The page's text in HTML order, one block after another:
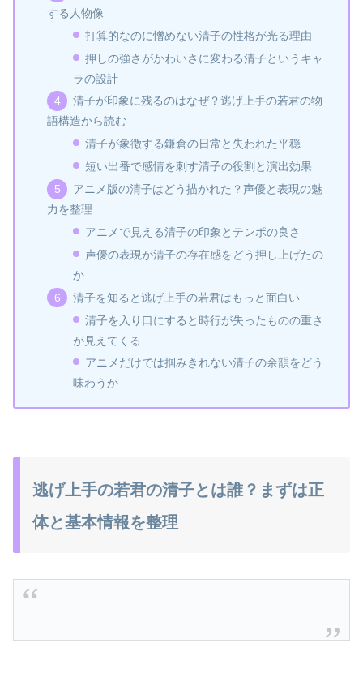
する人物像
打算的なのに憎めない清子の性格が光る理由
押しの強さがかわいさに変わる清子というキャ
ラの設計
清子が印象に残るのはなぜ？逃げ上手の若君の物
語構造から読む
清子が象徴する鎌倉の日常と失われた平穏
短い出番で感情を刺す清子の役割と演出効果
アニメ版の清子はどう描かれた？声優と表現の魅
力を整理
アニメで見える清子の印象とテンポの良さ
声優の表現が清子の存在感をどう押し上げたの
か
清子を知ると逃げ上手の若君はもっと面白い
清子を入り口にすると時行が失ったものの重さ
が見えてくる
アニメだけでは掴みきれない清子の余韻をどう
味わうか
逃げ上手の若君の清子とは誰？まずは正
体と基本情報を整理